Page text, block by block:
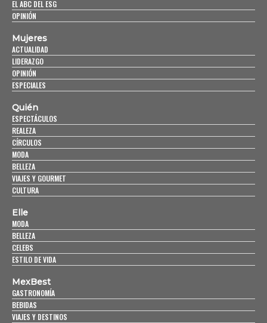
EL ABC DEL ESG
OPINIÓN
Mujeres
ACTUALIDAD
LIDERAZGO
OPINIÓN
ESPECIALES
Quién
ESPECTÁCULOS
REALEZA
CÍRCULOS
MODA
BELLEZA
VIAJES Y GOURMET
CULTURA
Elle
MODA
BELLEZA
CELEBS
ESTILO DE VIDA
MexBest
GASTRONOMÍA
BEBIDAS
VIAJES Y DESTINOS